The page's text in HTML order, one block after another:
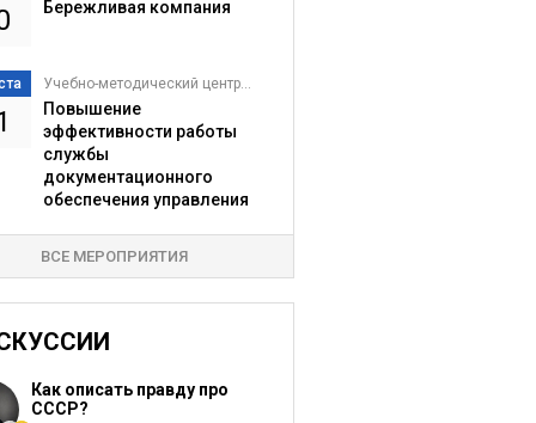
Бережливая компания
Учебно-методический центр...
Повышение
эффективности работы
службы
документационного
обеспечения управления
ВСЕ МЕРОПРИЯТИЯ
Как описать правду про
СССР?